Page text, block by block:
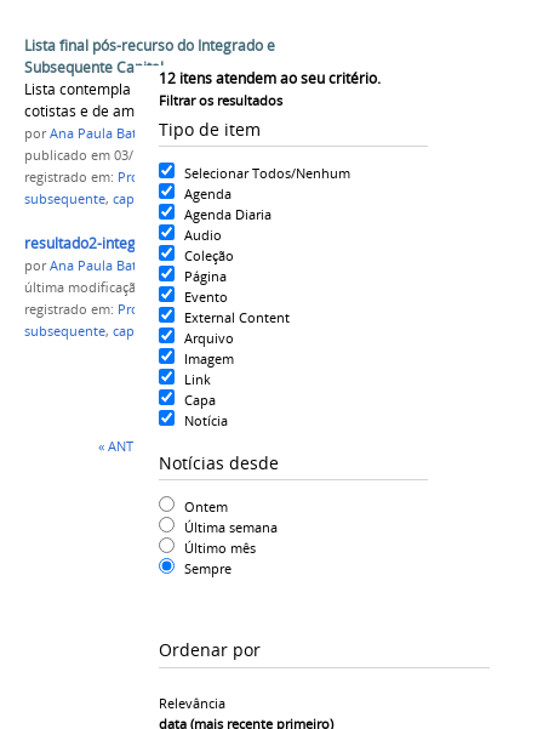
12 itens atendem ao seu critério.
Filtrar os resultados
Tipo de item
Selecionar Todos/Nenhum
Agenda
Agenda Diaria
Audio
Coleção
Página
Evento
External Content
Arquivo
Imagem
Link
Capa
Notícia
Notícias desde
Ontem
Última semana
Último mês
Sempre
Ordenar por
Relevância
data (mais recente primeiro)
Lista final pós-recurso do Integrado e
Subsequente Capital
Lista contempla os recursos impetrados de
cotistas e de ampla concorrência.
porAna Paula Batista
publicado em 03/12/2016
registrado em: Processo Seletivo 2017/1,integrado,
subsequente, capital ,Lista Pós Recurso
resultado2-integrado-subsequente-CAPITAL.png
porAna Paula Batista
última modificação
em 03/12/2016 11h17
registrado em: Processo Seletivo 2017/1
subsequente, capital ,Lista Pós Recurso
« ANTERIOR